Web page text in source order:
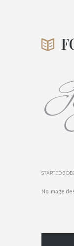
STARTED8
No image